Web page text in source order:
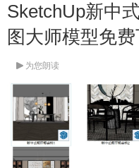
SketchUp新中
图大师模型免
为您朗读
SketchUp新中
图大师模型免费